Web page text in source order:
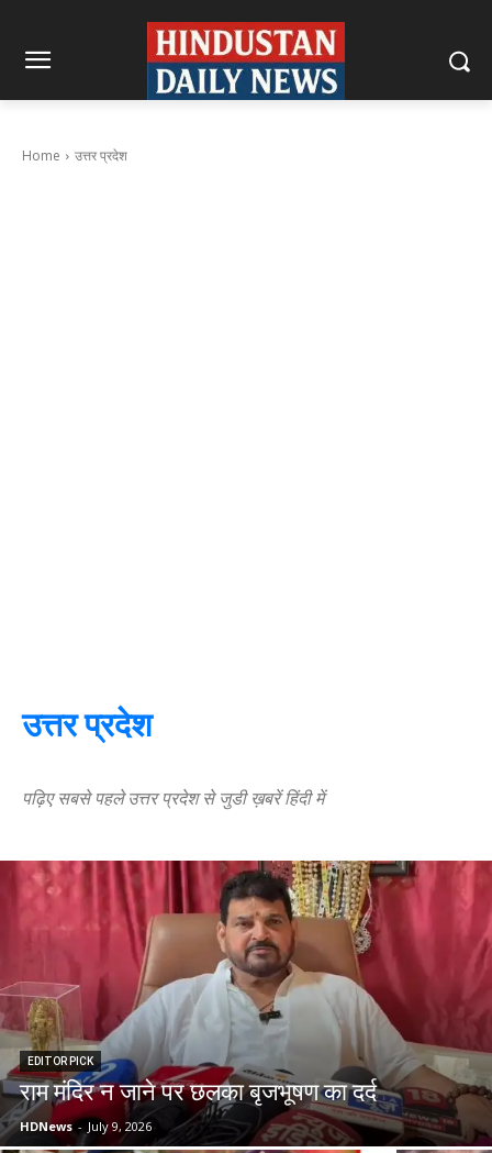
Home उत्तर प्रदेश
उत्तर प्रदेश
पढ़िए सबसे पहले उत्तर प्रदेश से जुडी ख़बरें हिंदी में
EDITOR PICK
राम मंदिर न जाने पर छलका बृजभूषण का दर्द
HDNews - July 9, 2026